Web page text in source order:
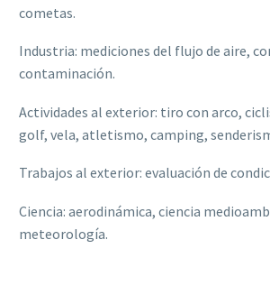
cometas.
Industria: mediciones del flujo de aire,
contaminación.
Actividades al exterior: tiro con arco,
golf, vela, atletismo, camping,
Trabajos al exterior: evaluación de
Ciencia: aerodinámica, ciencia
meteorología.